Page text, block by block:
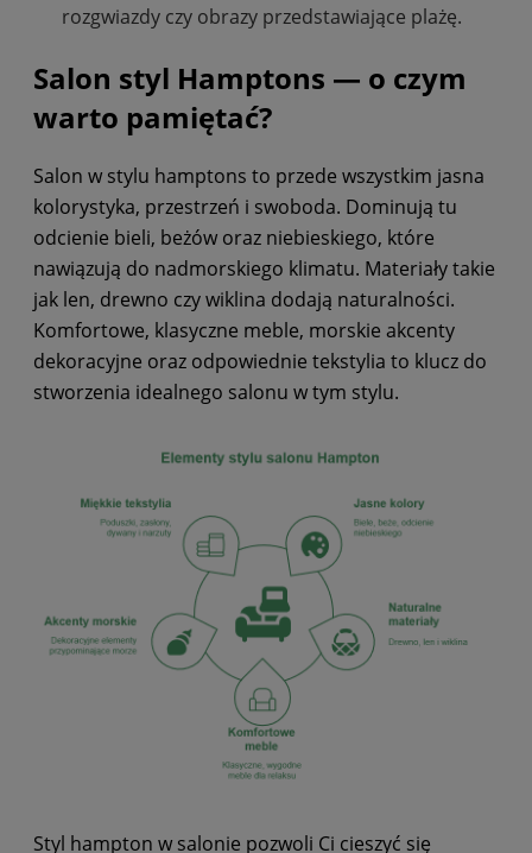
rozgwiazdy czy obrazy przedstawiające plażę.
Salon styl Hamptons — o czym
warto pamiętać?
Salon w stylu hamptons to przede wszystkim jasna
kolorystyka, przestrzeń i swoboda. Dominują tu
odcienie bieli, beżów oraz niebieskiego, które
nawiązują do nadmorskiego klimatu. Materiały takie
jak len, drewno czy wiklina dodają naturalności.
Komfortowe, klasyczne meble, morskie akcenty
dekoracyjne oraz odpowiednie tekstylia to klucz do
stworzenia idealnego salonu w tym stylu.
Styl hampton w salonie pozwoli Ci cieszyć się